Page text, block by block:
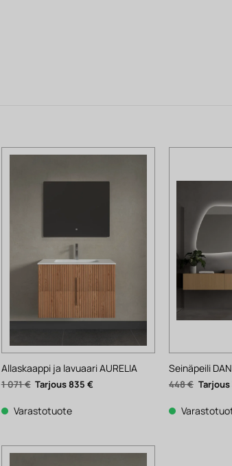
Allaskaappi ja lavuaari AURELIA
1 071€ Alkuperäinen
hinta
1
071 €.
835€
Varastotuote
Seinäpeili
448€
hinta
448 €.